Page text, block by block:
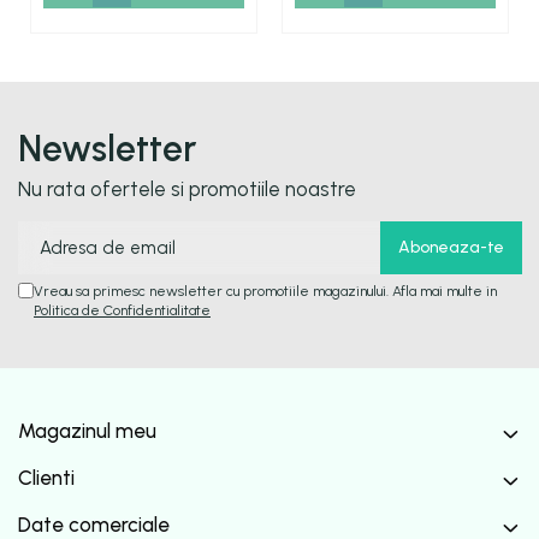
Newsletter
Nu rata ofertele si promotiile noastre
Vreau sa primesc newsletter cu promotiile magazinului. Afla mai multe in
Politica de Confidentialitate
Magazinul meu
Clienti
Date comerciale